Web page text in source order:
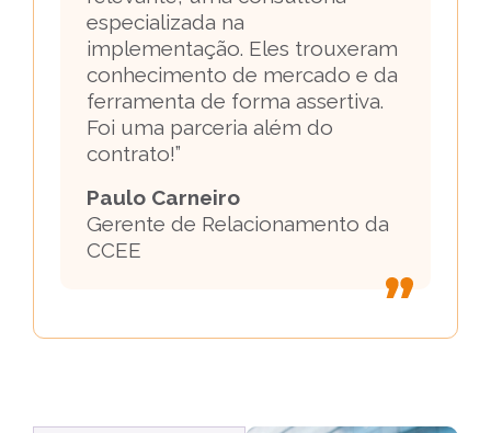
especializada na
implementação. Eles trouxeram
conhecimento de mercado e da
ferramenta de forma assertiva.
Foi uma parceria além do
contrato!”
Paulo Carneiro
Gerente de Relacionamento da
CCEE